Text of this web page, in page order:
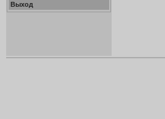
Выход